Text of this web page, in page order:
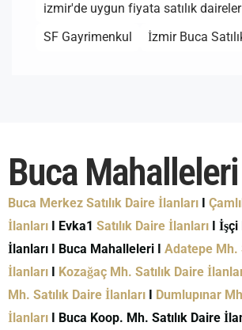
izmir'de uygun fiyata satılık
SF Gayrimenkul
İzmir Buca
Buca Mahalleleri
Buca Merkez Satılık Daire İlanları I
İlanları I Evka1 Satılık Daire İlanları I İşçi
İlanları I Buca Mahalleleri I Adatepe Mh.
İlanları I Kozağaç Mh. Satılık Daire
Mh. Satılık Daire İlanları I Dumlupınar
İlanları I Buca Koop. Mh. Satılık Daire